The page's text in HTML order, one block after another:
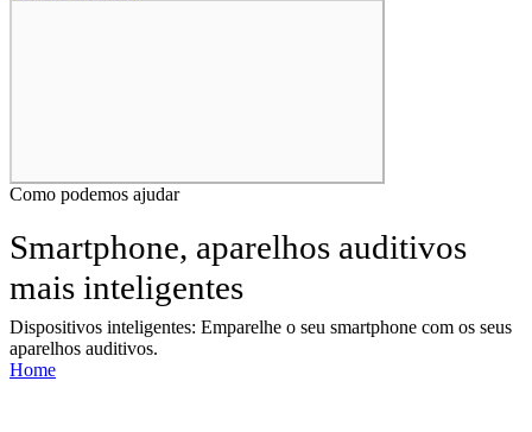
Como podemos ajudar
Smartphone, aparelhos auditivos
mais inteligentes
Dispositivos inteligentes: Emparelhe o seu smartphone com os seus
aparelhos auditivos.
Home